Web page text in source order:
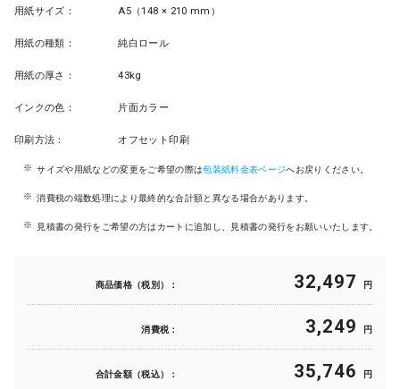
用紙サイズ： A5（148 × 210 mm）
用紙の種類： 純白ロール
用紙の厚さ： 43kg
インクの色： 片面カラー
印刷方法： オフセット印刷
サイズや用紙などの変更をご希望の際は包装紙料金表ページへお戻りください。
消費税の端数処理により最終的な合計額と異なる場合があります。
見積書の発行をご希望の方はカートに追加し、見積書の発行をお願いいたします。
商品価格（税別）： 32,497 円
消費税： 3,249 円
合計金額（税込）： 35,746 円